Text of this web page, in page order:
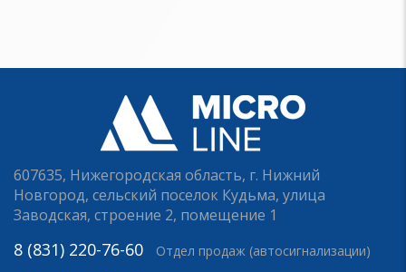
607635, Нижегородская область, г. Нижний
Новгород, сельский поселок Кудьма, улица
Заводская, строение 2, помещение 1
8 (831) 220-76-60 Отдел продаж (автосигнализации)